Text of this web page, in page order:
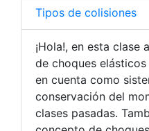
Tipos de colisiones
¡Hola!, en esta clase
de choques
en cuenta como
conservación del
clases pasadas.